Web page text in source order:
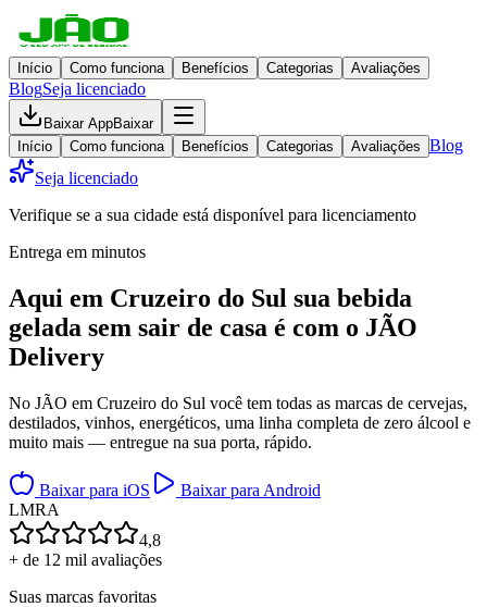
Início Como funciona Benefícios Categorias Avaliações
BlogSeja licenciado
Baixar AppBaixar
Início
Como funciona Benefícios Categorias Avaliações Blog
Seja licenciado
Verifique se a sua cidade está disponível para licenciamento
Entrega em minutos
Aqui em Cruzeiro do Sul sua bebida
gelada sem sair de casa é com o JÃO
Delivery
No JÃO em Cruzeiro do Sul você tem todas as marcas de cervejas,
destilados, vinhos, energéticos, uma linha completa de zero álcool e
muito mais — entregue na sua porta, rápido.
Baixar para iOS
Baixar para Android
LMRA
4,8
+ de 12 mil avaliações
Suas marcas favoritas